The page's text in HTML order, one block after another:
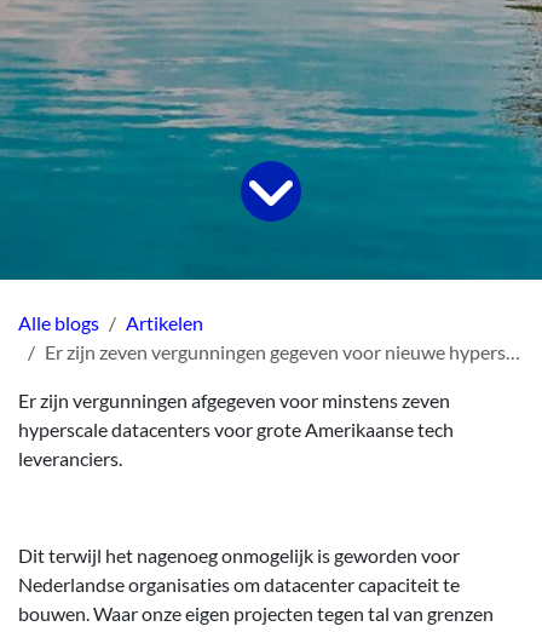
Alle blogs
Artikelen
Er zijn zeven vergunningen gegeven voor nieuwe hyperscalers, terwijl Nederlandse datacenters niet kunnen groeien
Er zijn vergunningen afgegeven voor minstens zeven
hyperscale datacenters voor grote Amerikaanse tech
leveranciers.
Dit terwijl het nagenoeg onmogelijk is geworden voor
Nederlandse organisaties om datacenter capaciteit te
bouwen. Waar onze eigen projecten tegen tal van grenzen